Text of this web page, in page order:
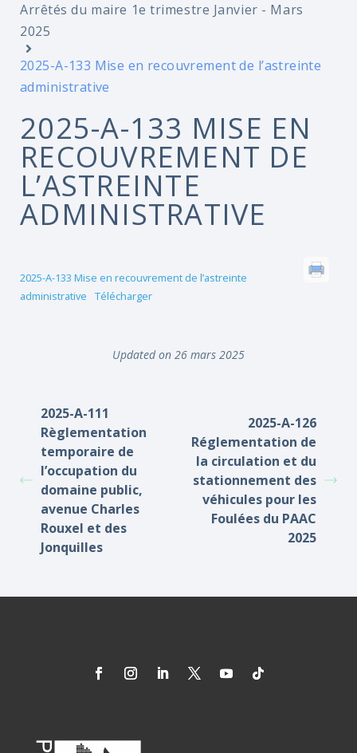
Arrêtés du maire 1e trimestre Janvier - Mars
2025
2025-A-133 Mise en recouvrement de l’astreinte
administrative
2025-A-133 MISE EN
RECOUVREMENT DE
L’ASTREINTE
ADMINISTRATIVE
2025-A-133 Mise en recouvrement de l’astreinte
administrative
Télécharger
Updated on 26 mars 2025
2025-A-111
Règlementation
temporaire de
l’occupation du
domaine public,
avenue Charles
Rouxel et des
Jonquilles
2025-A-126
Réglementation de
la circulation et du
stationnement des
véhicules pour les
Foulées du PAAC
2025